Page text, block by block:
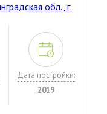
Дата постройки:
2019